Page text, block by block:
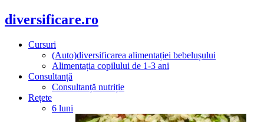
diversificare.ro
Cursuri
(Auto)diversificarea alimentației bebelușului
Alimentația copilului de 1-3 ani
Consultanță
Consultanță nutriție
Rețete
6 luni